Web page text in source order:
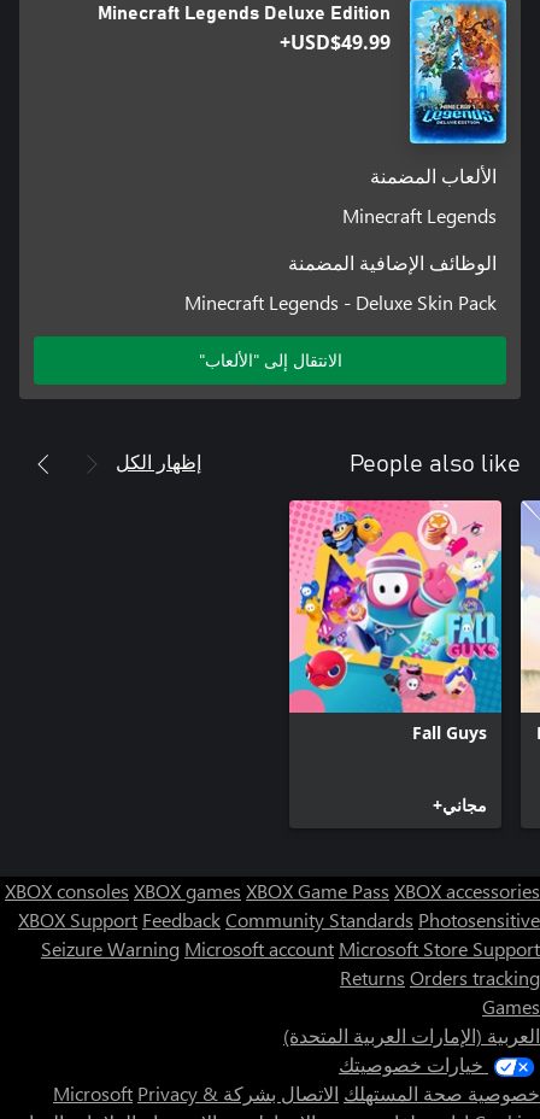
Minecraft Legends Deluxe Edition
USD$49.99+
الألعاب المضمنة
Minecraft Legends
الوظائف الإضافية المضمنة
Minecraft Legends - Deluxe Skin Pack
الانتقال إلى "الألعاب"
People also like إظهار الكل
Fall Guys
مجاني+
XBOX consoles XBOX games XBOX Game Pass XBOX accessories
XBOX Support FeedbackCommunity Standards Photosensitive
Seizure Warning Microsoft account Microsoft Store Support
Returns Orders tracking
Games
العربية (الإمارات العربية المتحدة)
خيارات خصوصيتك
خصوصية صحة المستهلك الاتصال بشركة Microsoft Privacy &